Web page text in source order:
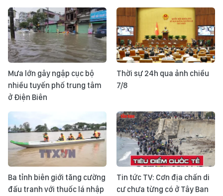
Mưa lớn gây ngập cục bộ
nhiều tuyến phố trung tâm
ở Điện Biên
Thời sự 24h qua ảnh chiều
7/8
Ba tỉnh biên giới tăng cường
đấu tranh với thuốc lá nhập
Tin tức TV: Cơn địa chấn di
cư chưa từng có ở Tây Ban